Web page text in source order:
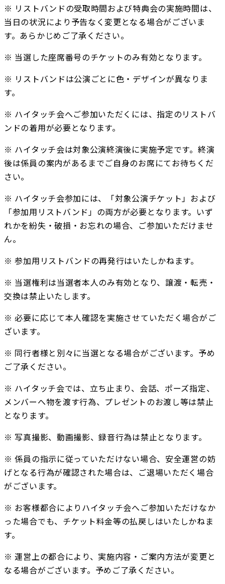
※ リストバンドの受取時間および特典会の実施時間は、
当日の状況により予告なく変更となる場合がございま
す。あらかじめご了承ください。
※ 当選した座席番号のチケットのみ有効となります。
※ リストバンドは公演ごとに色・デザインが異なりま
す。
※ ハイタッチ会へご参加いただくには、指定のリストバ
ンドの着用が必要となります。
※ ハイタッチ会は対象公演終演後に実施予定です。終演
後は係員の案内があるまでご自身のお席にてお待ちくだ
さい。
※ ハイタッチ会参加には、「対象公演チケット」および
「参加用リストバンド」の両方が必要となります。いず
れかを紛失・破損・お忘れの場合、ご参加いただけませ
ん。
※ 参加用リストバンドの再発行はいたしかねます。
※ 当選権利は当選者本人のみ有効となり、譲渡・転売・
交換は禁止いたします。
※ 必要に応じて本人確認を実施させていただく場合がご
ざいます。
※ 同行者様と別々に当選となる場合がございます。予め
ご了承ください。
※ ハイタッチ会では、立ち止まり、会話、ポーズ指定、
メンバーへ物を渡す行為、プレゼントのお渡し等は禁止
となります。
※ 写真撮影、動画撮影、録音行為は禁止となります。
※ 係員の指示に従っていただけない場合、安全運営の妨
げとなる行為が確認された場合は、ご退場いただく場合
がございます。
※ お客様都合によりハイタッチ会へご参加いただけなか
った場合でも、チケット料金等の払戻しはいたしかねま
す。
※ 運営上の都合により、実施内容・ご案内方法が変更と
なる場合がございます。予めご了承ください。